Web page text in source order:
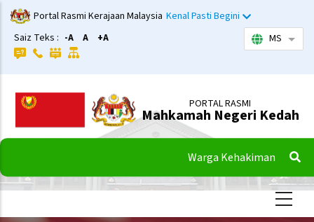
Langkau
ke
kandungan
utama
Portal Rasmi Kerajaan Malaysia Kenal Pasti Begini
Saiz Teks : -A A +A MS
PORTAL RASMI
Mahkamah Negeri Kedah
Warga Kehakiman